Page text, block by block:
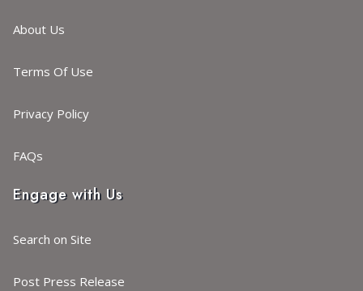
About Us
Terms Of Use
Privacy Policy
FAQs
Engage with Us
Search on Site
Post Press Release